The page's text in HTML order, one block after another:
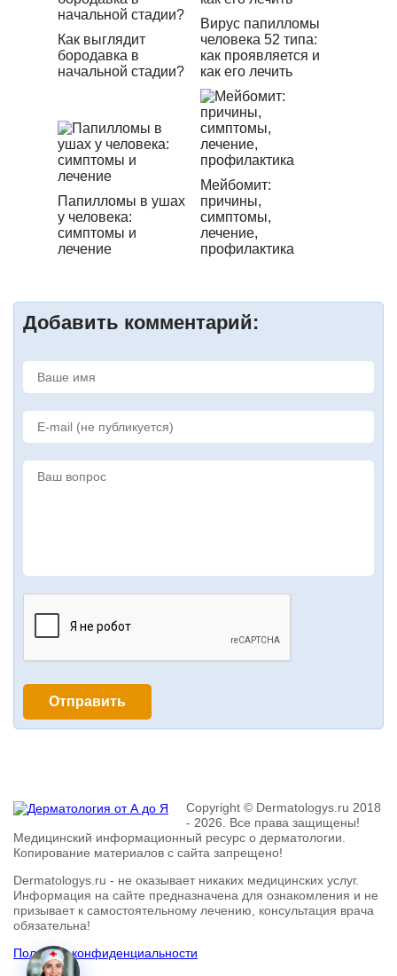
Как выглядит
бородавка в
начальной стадии?
Вирус папилломы
человека 52 типа:
как проявляется и
как его лечить
Папилломы в ушах
у человека:
симптомы и
лечение
Мейбомит:
причины,
симптомы,
лечение,
профилактика
Добавить комментарий:
Copyright © Dermatologys.ru 2018
- 2026. Все права защищены!
Медицинский информационный ресурс о дерматологии.
Копирование материалов с сайта запрещено!
Dermatologys.ru - не оказывает никаких медицинских услуг.
Информация на сайте предназначена для ознакомления и не
призывает к самостоятельному лечению, консультация врача
обязательна!
Политика конфиденциальности